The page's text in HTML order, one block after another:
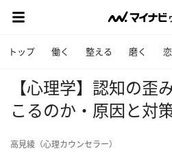
トップ 働く 整える 磨く
【心理学】認知の
こるのか・原因と対
高見綾（心理カウンセラー）